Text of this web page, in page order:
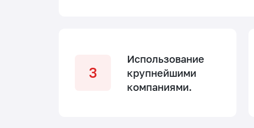
Использование
крупнейшими
компаниями.